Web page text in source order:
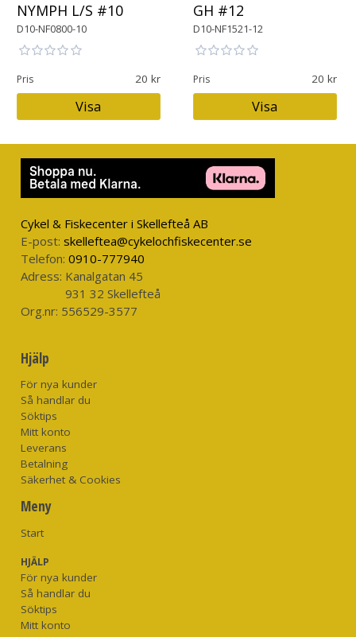
NYMPH L/S #10
D10-NF0800-10
Pris 20
Visa
GH #12
D10-NF1521-12
Pris 20
Visa
Cykel & Fiskecenter i Skellefteå AB
E-post: skelleftea@cykelochfiskecenter.se
Telefon: 0910-777940
Adress: Kanalgatan 45
931 32 Skellefteå
Org.nr: 556529-3577
Hjälp
För nya kunder
Så handlar du
Söktips
Mitt konto
Leverans
Betalning
Säkerhet & Cookies
Meny
Start
HJÄLP
För nya kunder
Så handlar du
Söktips
Mitt konto